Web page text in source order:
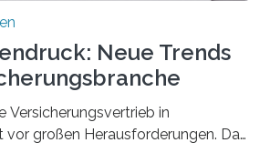
Neue Trends
Versicherungsvertrieb in
großen Herausforderungen. Das